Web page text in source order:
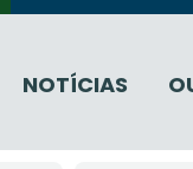
NOTÍCIAS